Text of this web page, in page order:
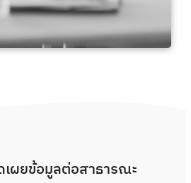
เผยข้อมูลต่อสาธารณะ